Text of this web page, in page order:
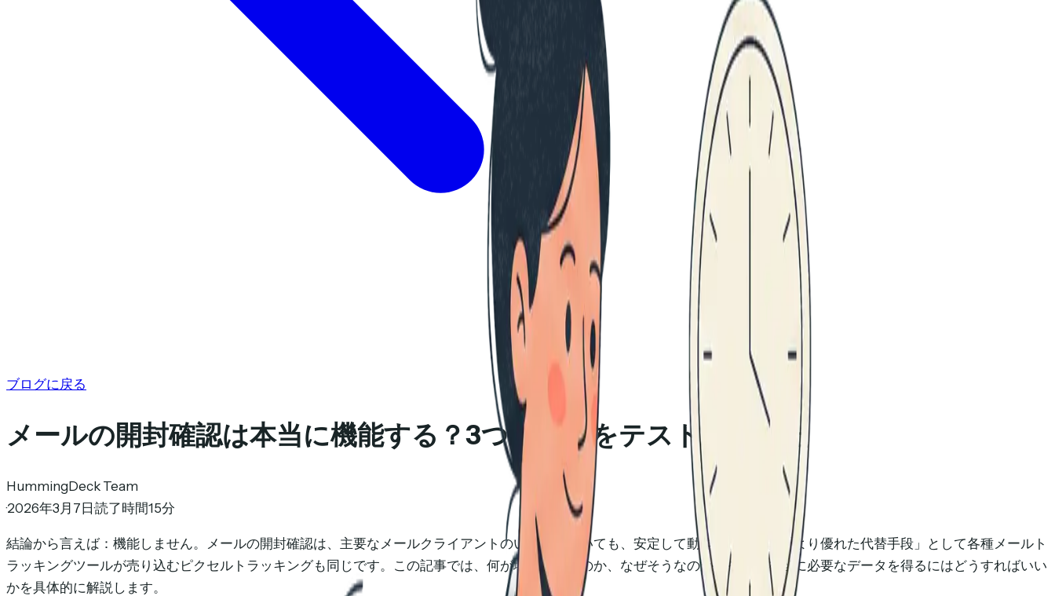
ブログに戻る
メールの開封確認は本当に機能する？3つすべてをテストしました
HummingDeck Team
·2026年3月7日·読了時間15分
結論から言えば：機能しません。メールの開封確認は、主要なメールクライアントのいずれにおいても、安定して動作しません。「より優れた代替手段」として各種メールト
ラッキングツールが売り込むピクセルトラッキングも同じです。この記事では、何が壊れているのか、なぜそうなのか、そして本当に必要なデータを得るにはどうすればいい
かを具体的に解説します。